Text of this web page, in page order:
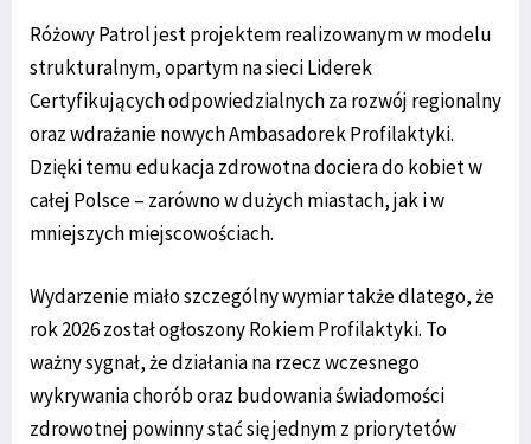
Różowy Patrol jest projektem realizowanym w modelu
strukturalnym, opartym na sieci Liderek
Certyfikujących odpowiedzialnych za rozwój regionalny
oraz wdrażanie nowych Ambasadorek Profilaktyki.
Dzięki temu edukacja zdrowotna dociera do kobiet w
całej Polsce – zarówno w dużych miastach, jak i w
mniejszych miejscowościach.
Wydarzenie miało szczególny wymiar także dlatego, że
rok 2026 został ogłoszony Rokiem Profilaktyki. To
ważny sygnał, że działania na rzecz wczesnego
wykrywania chorób oraz budowania świadomości
zdrowotnej powinny stać się jednym z priorytetów